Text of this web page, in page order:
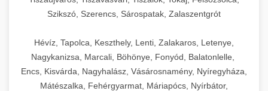
Szikszó, Szerencs, Sárospatak, Zalaszentgrót
Hévíz, Tapolca, Keszthely, Lenti, Zalakaros, Letenye,
Nagykanizsa, Marcali, Böhönye, Fonyód, Balatonlelle,
Encs, Kisvárda, Nagyhalász, Vásárosnamény, Nyíregyháza,
Mátészalka, Fehérgyarmat, Máriapócs, Nyírbátor,